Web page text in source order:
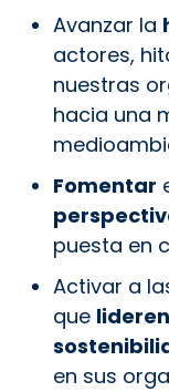
Avanzar la
actores,
nuestras
hacia una
Fomentar
puesta en
Activar a
que
en sus